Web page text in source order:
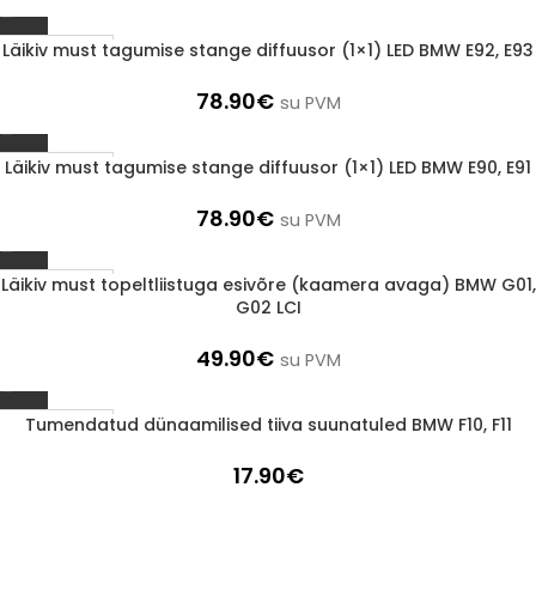
1-3 D.D.
Läikiv must tagumise stange diffuusor (1×1) LED BMW E92, E93
78.90€ su PVM
1-3 D.D.
Läikiv must tagumise stange diffuusor (1×1) LED BMW E90, E91
78.90€ su PVM
1-3 D.D.
Läikiv must topeltliistuga esivõre (kaamera avaga) BMW G01,
G02 LCI
49.90€ su PVM
1-3 D.D.
Tumendatud dünaamilised tiiva suunatuled BMW F10, F11
17.90€